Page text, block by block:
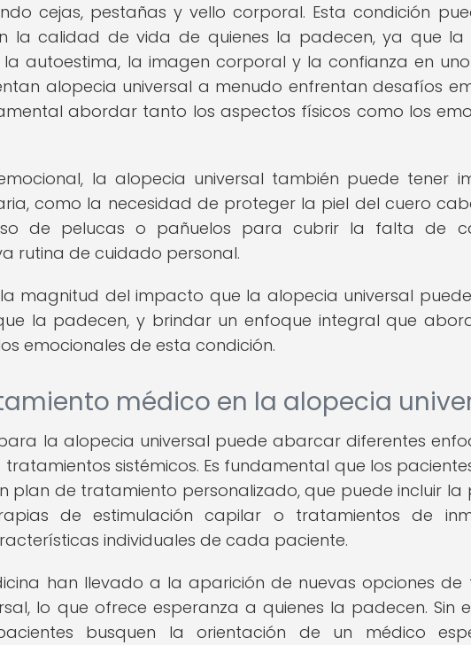
cejas, pestañas y vello corporal. Esta condición
la calidad de vida de quienes la padecen, ya que
autoestima, la imagen corporal y la confianza en uno
alopecia universal a menudo enfrentan desafíos
abordar tanto los aspectos físicos como los
la alopecia universal también puede tener
como la necesidad de proteger la piel del cuero
de pelucas o pañuelos para cubrir la falta de
rutina de cuidado personal.
magnitud del impacto que la alopecia universal
la padecen, y brindar un enfoque integral que
emocionales de esta condición.
médico en la alopecia
la alopecia universal puede abarcar diferentes
sistémicos. Es fundamental que los
plan de tratamiento personalizado, que puede incluir la
de estimulación capilar o tratamientos de
individuales de cada paciente.
han llevado a la aparición de nuevas opciones
lo que ofrece esperanza a quienes la padecen. Sin
busquen la orientación de un médico